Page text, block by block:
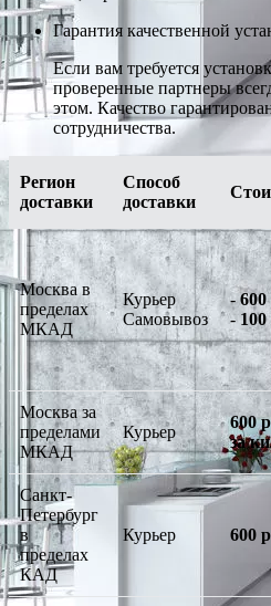
Гарантия качественной
Если вам требуется
проверенные партнеры
этом. Качество
сотрудничества.
Регион
доставки
Способ
доставки
Москва в
пределах
МКАД
Курьер
Самовывоз
-600
-100
Москва за
пределами
МКАД
Курьер
600
за
Санкт-
Петербург
в
пределах
КАД
Курьер 600